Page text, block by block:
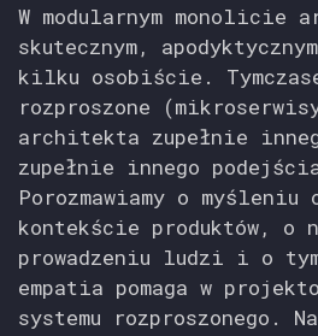
W modularnym monolicie
skutecznym,
kilku osobiście.
rozproszone
architekta zupełnie
zupełnie innego
Porozmawiamy o myśleniu
kontekście produktów, o
prowadzeniu ludzi i o
empatia pomaga w
systemu rozproszonego.